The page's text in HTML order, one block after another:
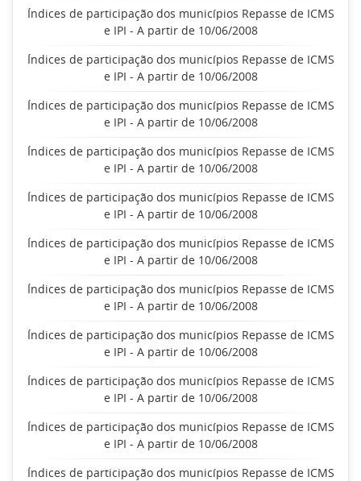
Índices de participação dos municípios Repasse de ICMS
e IPI - A partir de 10/06/2008
Índices de participação dos municípios Repasse de ICMS
e IPI - A partir de 10/06/2008
Índices de participação dos municípios Repasse de ICMS
e IPI - A partir de 10/06/2008
Índices de participação dos municípios Repasse de ICMS
e IPI - A partir de 10/06/2008
Índices de participação dos municípios Repasse de ICMS
e IPI - A partir de 10/06/2008
Índices de participação dos municípios Repasse de ICMS
e IPI - A partir de 10/06/2008
Índices de participação dos municípios Repasse de ICMS
e IPI - A partir de 10/06/2008
Índices de participação dos municípios Repasse de ICMS
e IPI - A partir de 10/06/2008
Índices de participação dos municípios Repasse de ICMS
e IPI - A partir de 10/06/2008
Índices de participação dos municípios Repasse de ICMS
e IPI - A partir de 10/06/2008
Índices de participação dos municípios Repasse de ICMS